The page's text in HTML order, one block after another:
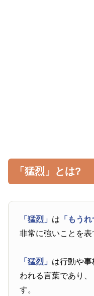
「猛烈」とは?
「猛烈」 は 「もうれ
非常に強いことを表
「猛烈」 は行動や
われる言葉であり、
す。